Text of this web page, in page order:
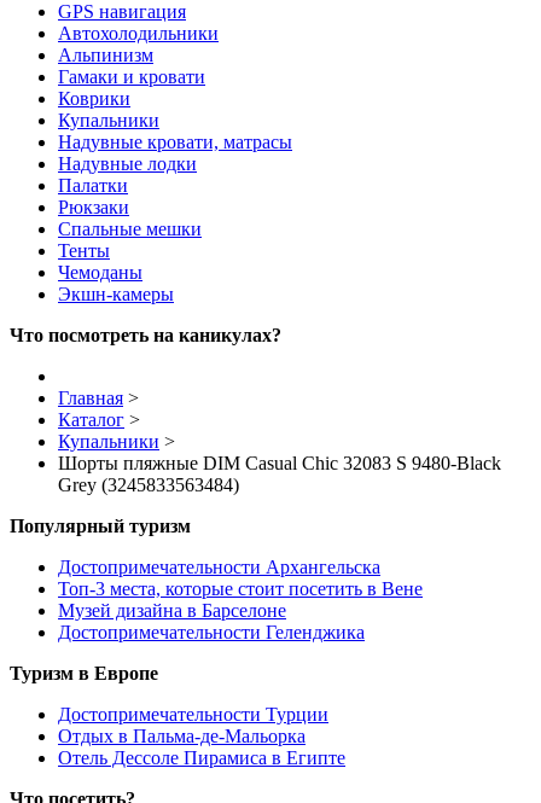
GPS навигация
Автохолодильники
Альпинизм
Гамаки и кровати
Коврики
Купальники
Надувные кровати, матрасы
Надувные лодки
Палатки
Рюкзаки
Спальные мешки
Тенты
Чемоданы
Экшн-камеры
Что посмотреть на каникулах?
Главная >
Каталог >
Купальники >
Шорты пляжные DIM Casual Chic 32083 S 9480-Black
Grey (3245833563484)
Популярный туризм
Достопримечательности Архангельска
Топ-3 места, которые стоит посетить в Вене
Музей дизайна в Барселоне
Достопримечательности Геленджика
Туризм в Европе
Достопримечательности Турции
Отдых в Пальма-де-Мальорка
Отель Дессоле Пирамиса в Египте